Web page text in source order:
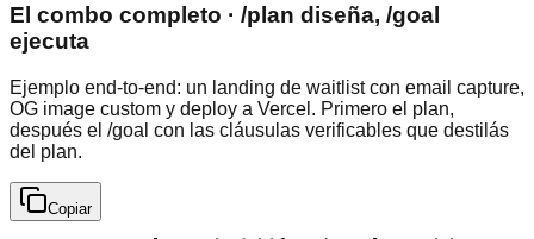
El combo completo · /plan diseña, /goal
ejecuta
Ejemplo end-to-end: un landing de waitlist con email capture,
OG image custom y deploy a Vercel. Primero el plan,
después el /goal con las cláusulas verificables que destilás
del plan.
Copiar